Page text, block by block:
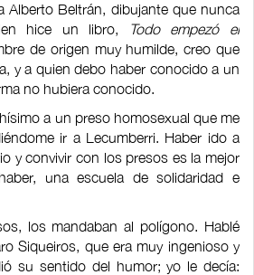
Alberto Beltrán, dibujante que nunca
hice un libro,
Todo empezó el
de origen muy humilde, creo que
y a quien debo haber conocido a un
no hubiera conocido.
a un preso homosexual que me
ir a Lecumberri. Haber ido a
y convivir con los presos es la mejor
una escuela de solidaridad e
los mandaban al polígono. Hablé
Siqueiros, que era muy ingenioso y
su sentido del humor; yo le decía: